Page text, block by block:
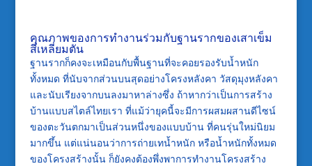
คุณภาพของการทำงานร่วมกับฐานรากของเสาเข็ม
สี่เหลี่ยมตัน
ฐานรากก็คงจะเหมือนกับพื้นฐานที่จะคอยรองรับน้ำหนัก
ทั้งหมด ที่นับจากส่วนบนสุดอย่างโครงหลังคา วัสดุมุงหลังคา
และนับเรียงจากบนลงมาหาล่างซึ่ง ถ้าหากว่าเป็นการสร้าง
บ้านแบบสไตล์ไทยเรา ที่แม้ว่ายุคนี้จะมีการผสมผสานดีไซน์
ของตะวันตกมาเป็นส่วนหนึ่งของแบบบ้าน ที่คนรุ่นใหม่นิยม
มากขึ้น แต่แน่นอนว่าการถ่ายเทน้ำหนัก หรือน้ำหนักทั้งหมด
ของโครงสร้างนั้น ก็ยังคงต้องพึ่งพาการทำงานโครงสร้าง